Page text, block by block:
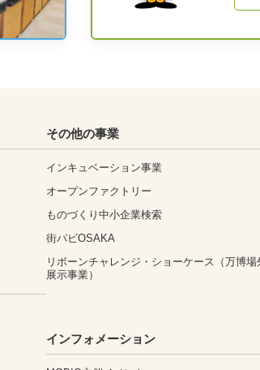
その他の事業
インキュベーション事業
オープンファクトリー
ものづくり中小企業検索
街パビOSAKA
リボーンチャレンジ・ショーケース（万博場
展示事業）
インフォメーション